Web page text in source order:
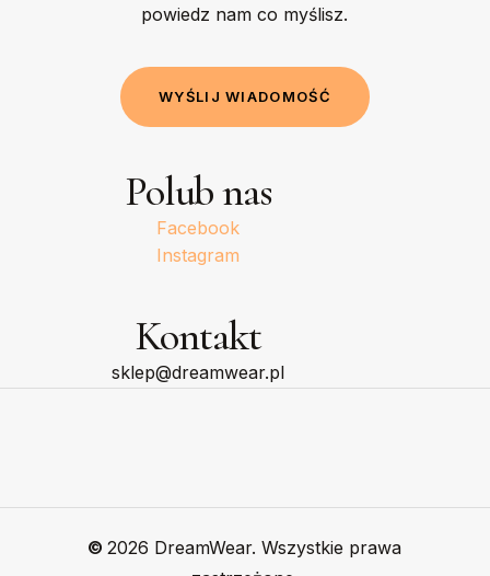
powiedz nam co myślisz.
WYŚLI J WIADOMOŚĆ
Polub nas
Facebook
Instagram
Kontakt
sklep@dreamwear.pl
©2026 DreamWear. Wszystkie prawa